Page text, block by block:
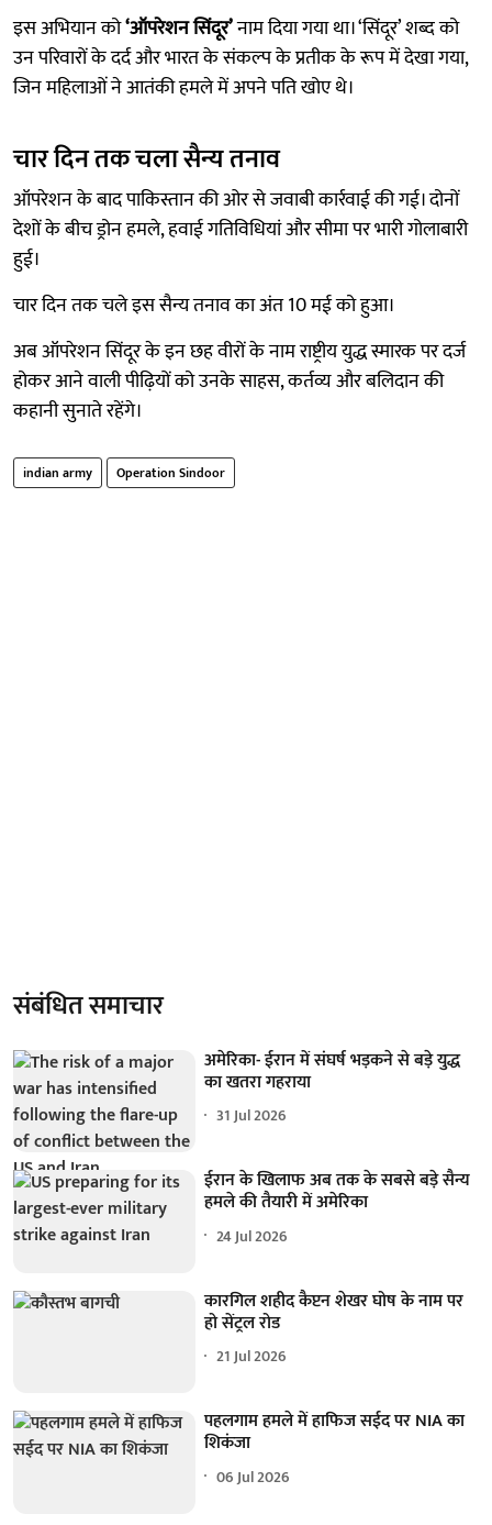
इस अभियान को‘ऑपरेशन सिंदूर’नाम दिया गया था। ‘सिंदूर’ शब्द को
उन परिवारों के दर्द और भारत के संकल्प के प्रतीक के रूप में देखा गया,
जिन महिलाओं ने आतंकी हमले में अपने पति खोए थे।
चार दिन तक चला सैन्य तनाव
ऑपरेशन के बाद पाकिस्तान की ओर से जवाबी कार्रवाई की गई। दोनों
देशों के बीच ड्रोन हमले, हवाई गतिविधियां और सीमा पर भारी गोलाबारी
हुई।
चार दिन तक चले इस सैन्य तनाव का अंत 10 मई को हुआ।
अब ऑपरेशन सिंदूर के इन छह वीरों के नाम राष्ट्रीय युद्ध स्मारक पर दर्ज
होकर आने वाली पीढ़ियों को उनके साहस, कर्तव्य और बलिदान की
कहानी सुनाते रहेंगे।
indian army Operation Sindoor
संबंधित समाचार
अमेरिका- ईरान में संघर्ष भड़कने से बड़े युद्ध
का खतरा गहराया
31 Jul 2026
ईरान के खिलाफ अब तक के सबसे बड़े सैन्य
हमले की तैयारी में अमेरिका
24 Jul 2026
कारगिल शहीद कैप्टन शेखर घोष के नाम पर
हो सेंट्रल रोड
21 Jul 2026
पहलगाम हमले में हाफिज सईद पर NIA का
शिकंजा
06 Jul 2026